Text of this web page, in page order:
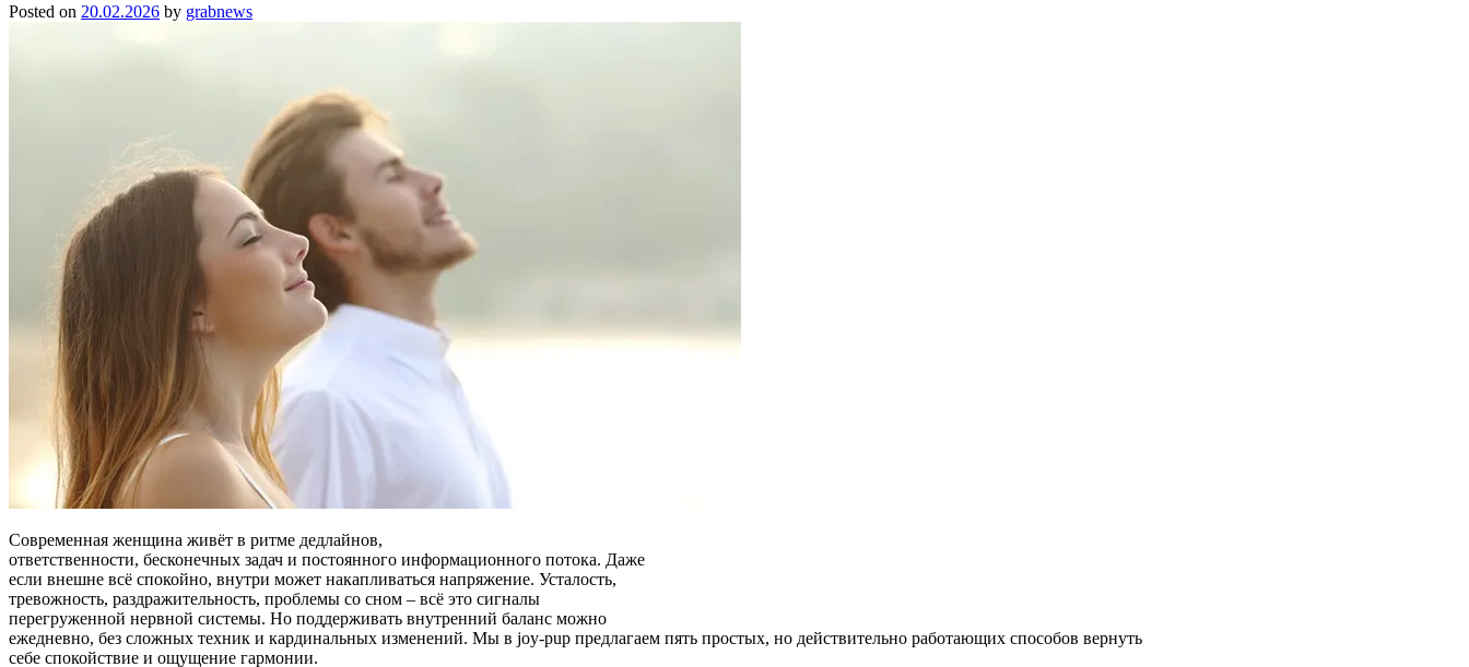
Posted on 20.02.2026 by grabnews
Современная женщина живёт в ритме дедлайнов,
ответственности, бесконечных задач и постоянного информационного потока. Даже
если внешне всё спокойно, внутри может накапливаться напряжение. Усталость,
тревожность, раздражительность, проблемы со сном – всё это сигналы
перегруженной нервной системы. Но поддерживать внутренний баланс можно
ежедневно, без сложных техник и кардинальных изменений. Мы в joy-pup предлагаем пять простых, но действительно работающих способов вернуть
себе спокойствие и ощущение гармонии.